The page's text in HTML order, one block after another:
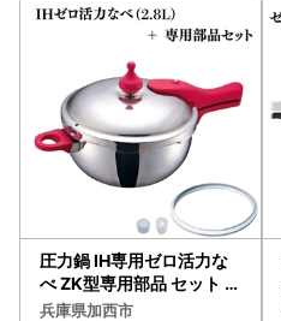
圧力鍋 IH専用ゼロ活力な
べ ZK型専用部品 セット 圧
力鍋
兵庫県加西市